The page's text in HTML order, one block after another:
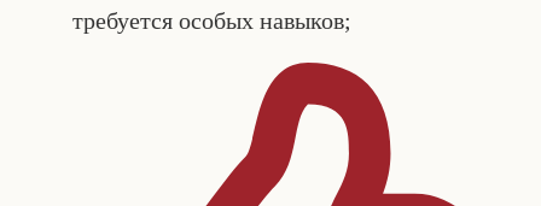
требуется особых навыков;